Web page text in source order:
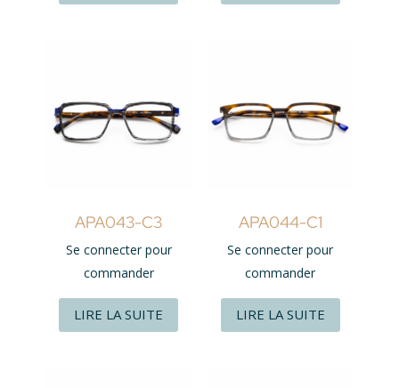
APA043-C3
Se connecter pour
commander
LIRE LA SUITE
APA044-C1
Se connecter pour
commander
LIRE LA SUITE